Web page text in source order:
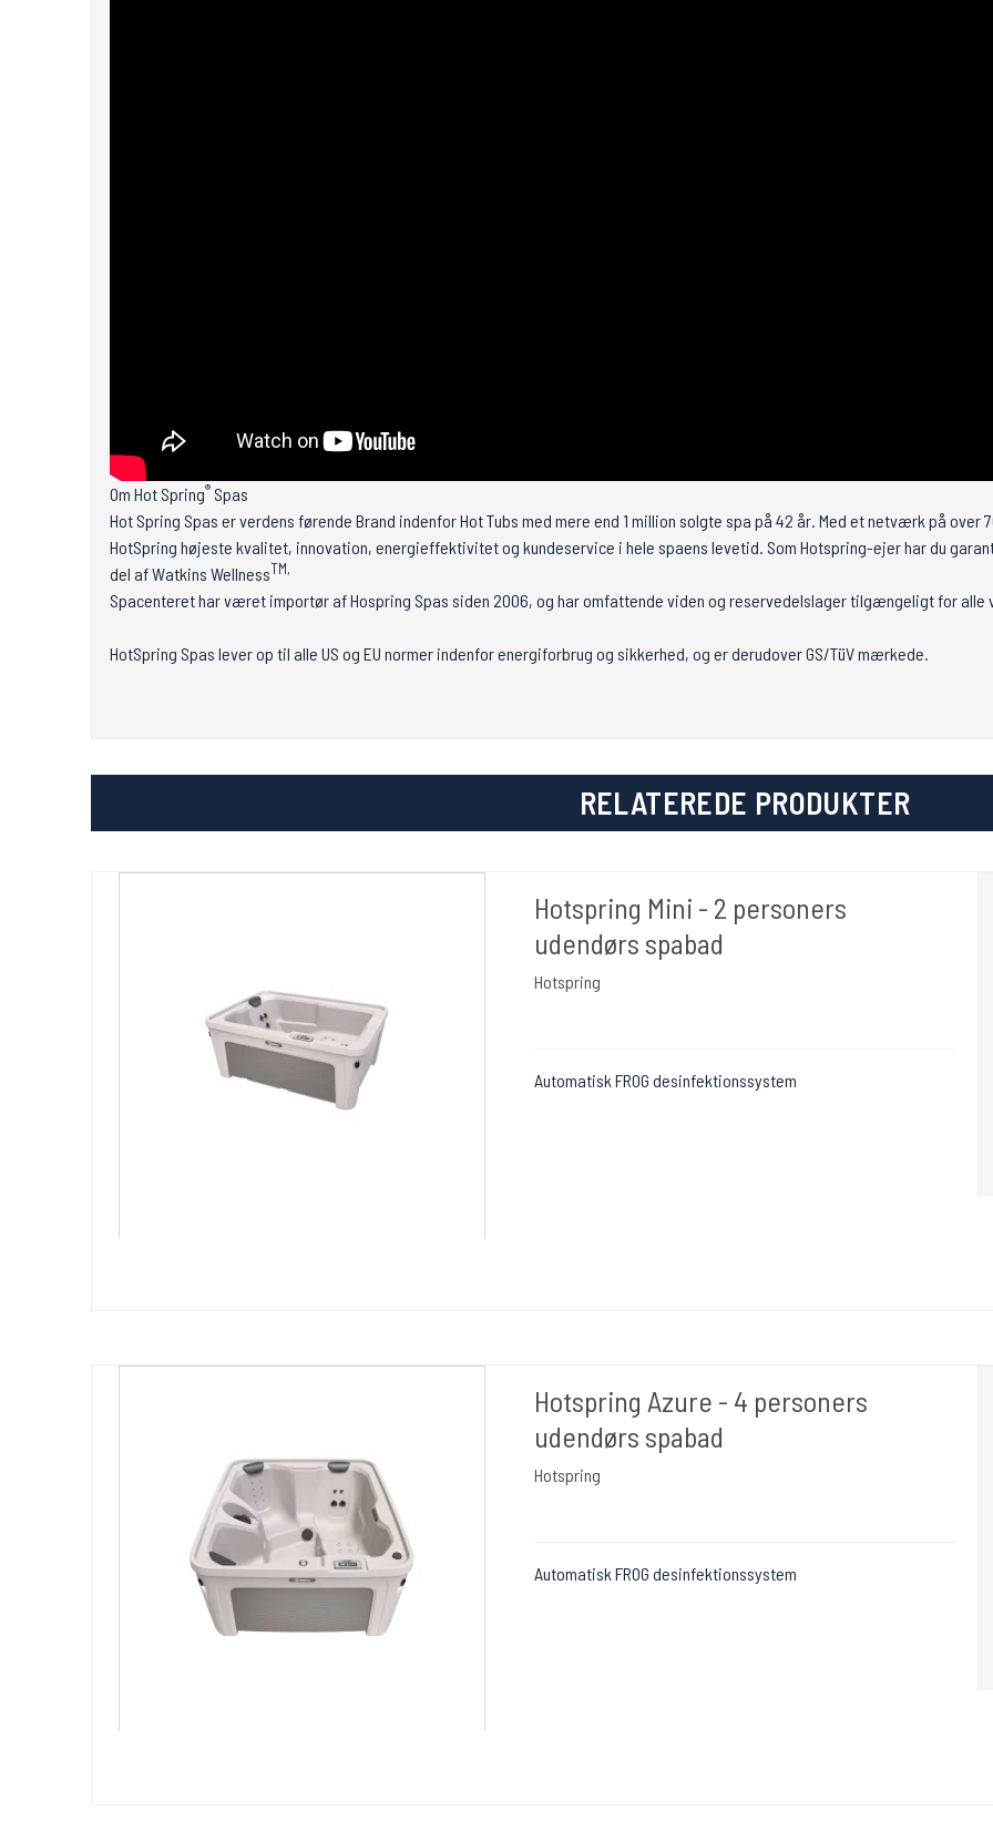
Om Hot Spring® Spas
Hot Spring Spas er verdens førende Brand indenfor Hot Tubs med mere end 1 million solgte spa på 42 år. Med et netværk på
HotSpring højeste kvalitet, innovation, energieffektivitet og kundeservice i hele spaens levetid. Som Hotspring-ejer har du
del af Watkins WellnessTM,
Spacenteret har været importør af Hospring Spas siden 2006, og har omfattende viden og reservedelslager tilgængeligt for alle
HotSpring Spas lever op til alle US og EU normer indenfor energiforbrug og sikkerhed, og er derudover GS/TüV mærkede.
RELATEREDE PRODUKTER
Hotspring Mini - 2 personers
udendørs spabad
Hotspring
Automatisk FROG desinfektionssystem
Hotspring Azure - 4 personers
udendørs spabad
Hotspring
Automatisk FROG desinfektionssystem